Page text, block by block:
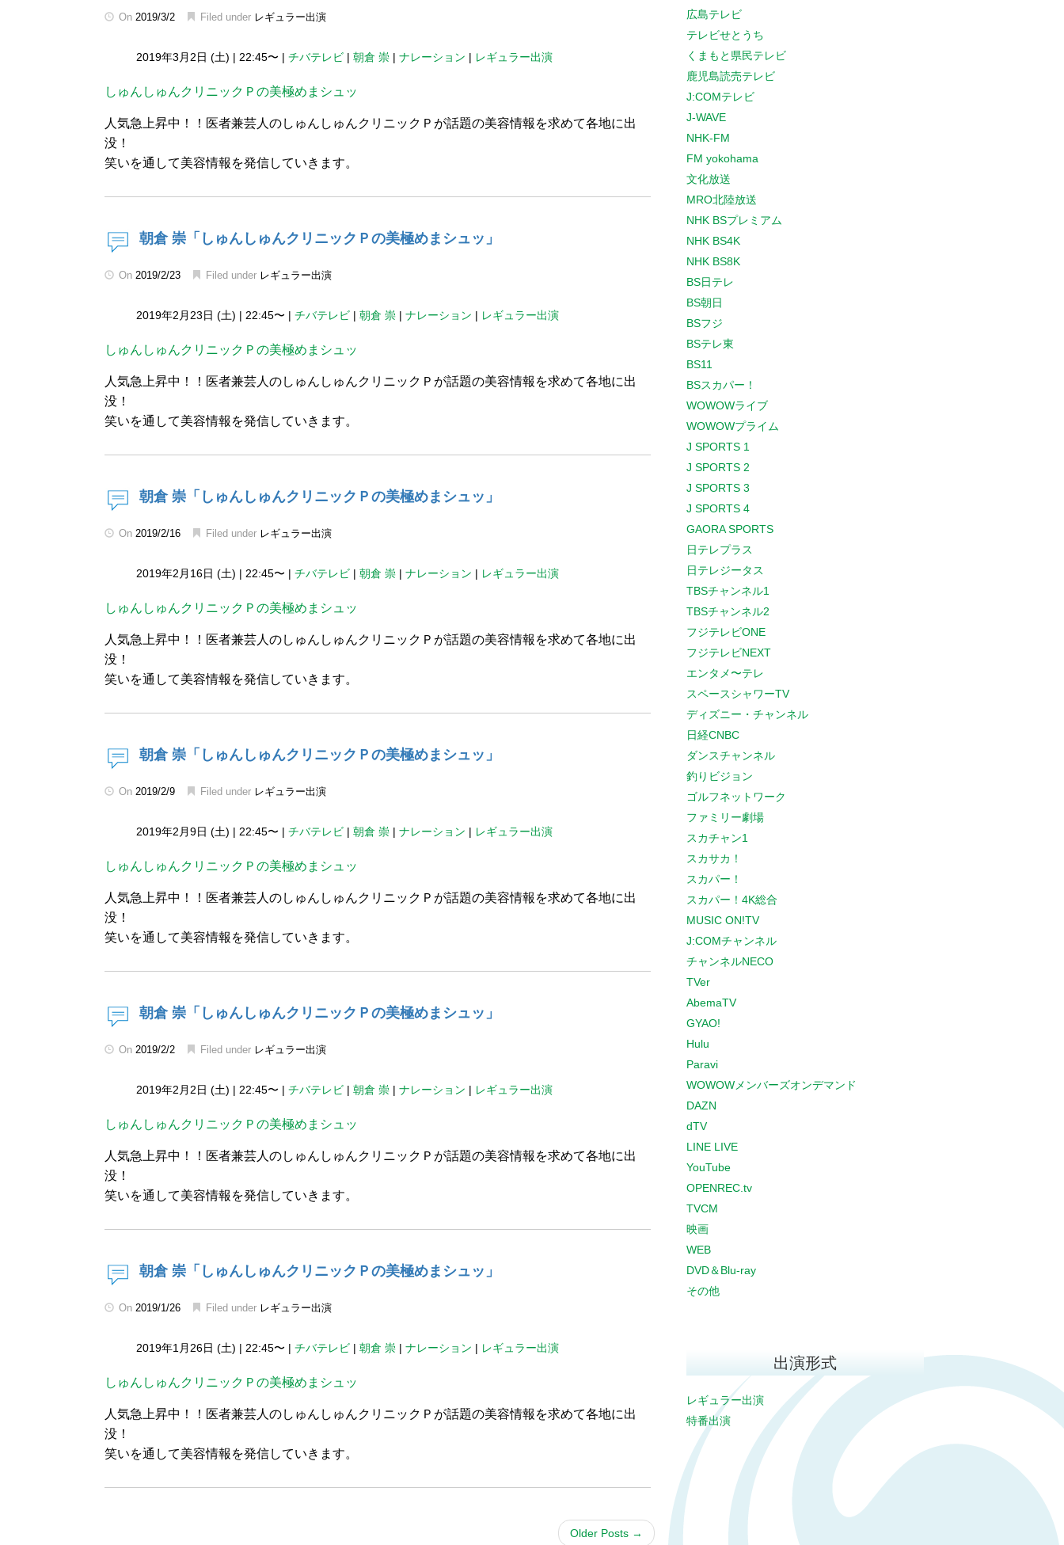
On 2019/3/2 Filed under レギュラー出演
2019年3月2日 (土) | 22:45〜 | チバテレビ | 朝倉 崇 | ナレーション | レギュラー出演
しゅんしゅんクリニックＰの美極めまシュッ
人気急上昇中！！医者兼芸人のしゅんしゅんクリニックＰが話題の美容情報を求めて各地に出
没！
笑いを通して美容情報を発信していきます。
朝倉 崇「しゅんしゅんクリニックＰの美極めまシュッ」
On 2019/2/23 Filed under レギュラー出演
2019年2月23日 (土) | 22:45〜 | チバテレビ | 朝倉 崇 | ナレーション | レギュラー出演
しゅんしゅんクリニックＰの美極めまシュッ
人気急上昇中！！医者兼芸人のしゅんしゅんクリニックＰが話題の美容情報を求めて各地に出
没！
笑いを通して美容情報を発信していきます。
朝倉 崇「しゅんしゅんクリニックＰの美極めまシュッ」
On 2019/2/16 Filed under レギュラー出演
2019年2月16日 (土) | 22:45〜 | チバテレビ | 朝倉 崇 | ナレーション | レギュラー出演
しゅんしゅんクリニックＰの美極めまシュッ
人気急上昇中！！医者兼芸人のしゅんしゅんクリニックＰが話題の美容情報を求めて各地に出
没！
笑いを通して美容情報を発信していきます。
朝倉 崇「しゅんしゅんクリニックＰの美極めまシュッ」
On 2019/2/9 Filed under レギュラー出演
2019年2月9日 (土) | 22:45〜 | チバテレビ | 朝倉 崇 | ナレーション | レギュラー出演
しゅんしゅんクリニックＰの美極めまシュッ
人気急上昇中！！医者兼芸人のしゅんしゅんクリニックＰが話題の美容情報を求めて各地に出
没！
笑いを通して美容情報を発信していきます。
朝倉 崇「しゅんしゅんクリニックＰの美極めまシュッ」
On 2019/2/2 Filed under レギュラー出演
2019年2月2日 (土) | 22:45〜 | チバテレビ | 朝倉 崇 | ナレーション | レギュラー出演
しゅんしゅんクリニックＰの美極めまシュッ
人気急上昇中！！医者兼芸人のしゅんしゅんクリニックＰが話題の美容情報を求めて各地に出
没！
笑いを通して美容情報を発信していきます。
朝倉 崇「しゅんしゅんクリニックＰの美極めまシュッ」
On 2019/1/26 Filed under レギュラー出演
2019年1月26日 (土) | 22:45〜 | チバテレビ | 朝倉 崇 | ナレーション | レギュラー出演
しゅんしゅんクリニックＰの美極めまシュッ
人気急上昇中！！医者兼芸人のしゅんしゅんクリニックＰが話題の美容情報を求めて各地に出
没！
笑いを通して美容情報を発信していきます。
Older Posts →
広島テレビ
テレビせとうち
くまもと県民テレビ
鹿児島読売テレビ
J:COMテレビ
J-WAVE
NHK-FM
FM yokohama
文化放送
MRO北陸放送
NHK BSプレミアム
NHK BS4K
NHK BS8K
BS日テレ
BS朝日
BSフジ
BSテレ東
BS11
BSスカパー！
WOWOWライブ
WOWOWプライム
J SPORTS 1
J SPORTS 2
J SPORTS 3
J SPORTS 4
GAORA SPORTS
日テレプラス
日テレジータス
TBSチャンネル1
TBSチャンネル2
フジテレビONE
フジテレビNEXT
エンタメ〜テレ
スペースシャワーTV
ディズニー・チャンネル
日経CNBC
ダンスチャンネル
釣りビジョン
ゴルフネットワーク
ファミリー劇場
スカチャン1
スカサカ！
スカパー！
スカパー！4K総合
MUSIC ON!TV
J:COMチャンネル
チャンネルNECO
TVer
AbemaTV
GYAO!
Hulu
Paravi
WOWOWメンバーズオンデマンド
DAZN
dTV
LINE LIVE
YouTube
OPENREC.tv
TVCM
映画
WEB
DVD＆Blu-ray
その他
出演形式
レギュラー出演
特番出演